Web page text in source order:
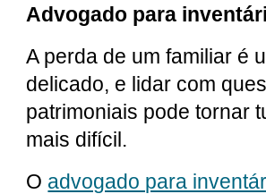
Advogado para
A perda de um familiar é
delicado, e lidar com
patrimoniais pode tornar
mais difícil.
O advogado para